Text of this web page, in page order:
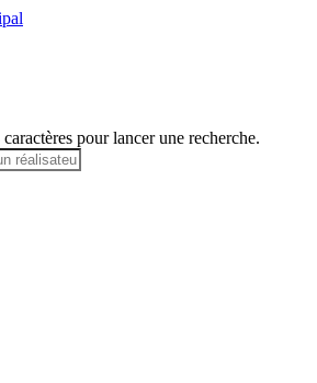
pour lancer une recherche.